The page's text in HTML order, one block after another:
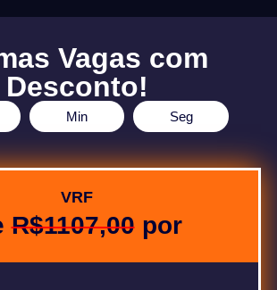
Vagas com
Desconto!
Min Seg
VRF
R$1107,00por